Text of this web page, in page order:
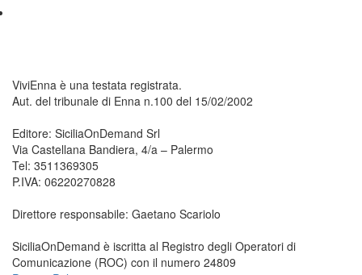
ViviEnna è una testata registrata.
Aut. del tribunale di Enna n.100 del 15/02/2002
Editore: SiciliaOnDemand Srl
Via Castellana Bandiera, 4/a – Palermo
Tel: 3511369305
P.IVA: 06220270828
Direttore responsabile: Gaetano Scariolo
SiciliaOnDemand è iscritta al Registro degli Operatori di
Comunicazione (ROC) con il numero 24809